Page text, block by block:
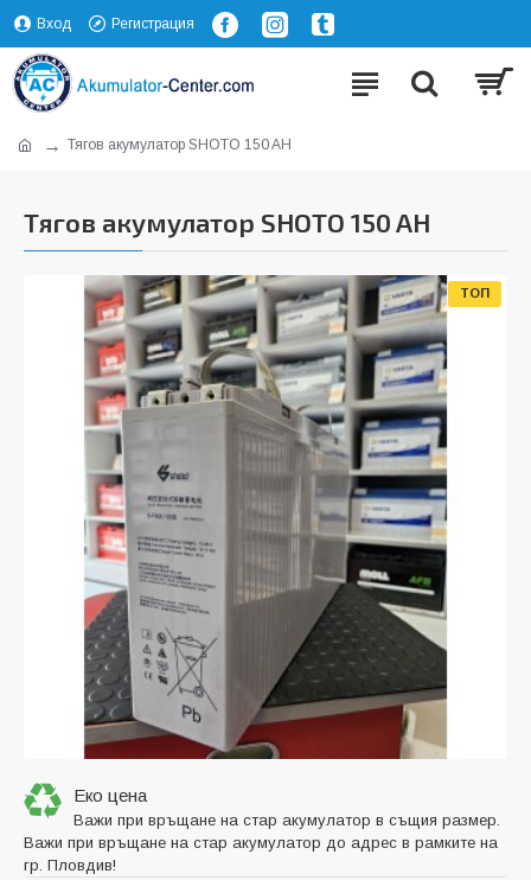
Вход Регистрация
Тягов акумулатор SHOTO 150 AH
Тягов акумулатор SHOTO 150 AH
ТОП
Еко цена
Важи при връщане на стар акумулатор в същия размер.
Важи при връщане на стар акумулатор до адрес в рамките на
гр. Пловдив!